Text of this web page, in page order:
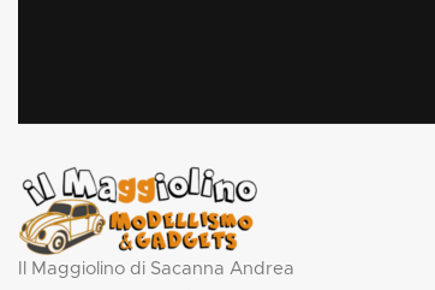
Il Maggiolino di Sacanna Andrea